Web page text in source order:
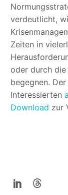
verdeutlicht,
Zeiten in
oder durch die
begegnen.
Interessierten
Download zur